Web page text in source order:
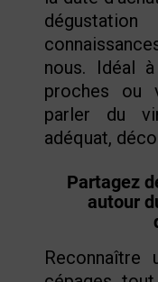
nous. Idéal à
proches ou
parler du
adéquat,
Partagez
autour
Reconnaître